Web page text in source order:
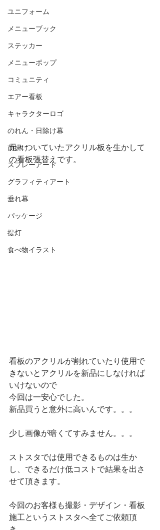
ユニフォーム
メニューブック
ステッカー
メニューポップ
コミュニティ
エアー看板
キャラクターロゴ
のれん・日除け幕
前掛け
スプレーアート
グラフィティアート
垂れ幕
パッケージ
提灯
食べ物イラスト
元々ついていたアクリル板を生かして
の看板張替えです。
看板のアクリルが割れていたり使用で
きないとアクリルを新品にしなければ
いけないので
今回は一安心でした。
新品買うと意外に高いんです。。。
少し画像が暗くてすみません。。。
ストスタでは使用できるものは生か
し、できるだけ低コストで結果を出さ
せて頂きます。
今回のお客様も撮影・デザイン・看板
施工というストスタへ全てご依頼頂